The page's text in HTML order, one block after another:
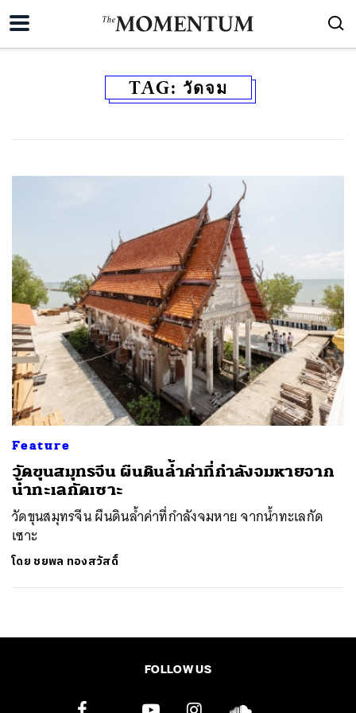
TAG: วัดจม
Feature
วัดขุนสมุทรจีน ผืนดินล้ำค่าที่กำลังจมหายจาก
น้ำทะเลกัดเซาะ
วัดขุนสมุทรจีน ผืนดินล้ำค่าที่กำลังจมหาย จากน้ำทะเลกัด
เซาะ
โดย ชยพล ทองสวัสดิ์
FOLLOW US
ค้นหา
SHARE TWEET LINE EMAIL